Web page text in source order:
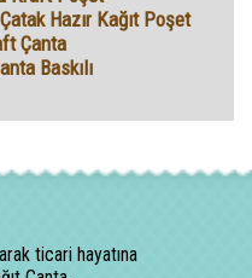
Çatak Hazır Kağıt Poşet
Çanta
Baskılı
ticari hayatına